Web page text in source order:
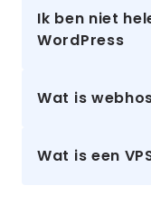
Ik ben niet
WordPress
Wat is
Wat is een